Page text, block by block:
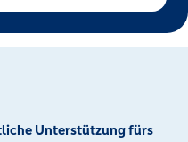
Unterstützung fürs